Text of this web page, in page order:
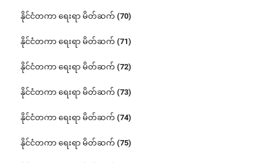
နိုင်ငံတကာ ရေးရာ မိတ်ဆက် (70)
နိုင်ငံတကာ ရေးရာ မိတ်ဆက် (71)
နိုင်ငံတကာ ရေးရာ မိတ်ဆက် (72)
နိုင်ငံတကာ ရေးရာ မိတ်ဆက် (73)
နိုင်ငံတကာ ရေးရာ မိတ်ဆက် (74)
နိုင်ငံတကာ ရေးရာ မိတ်ဆက် (75)